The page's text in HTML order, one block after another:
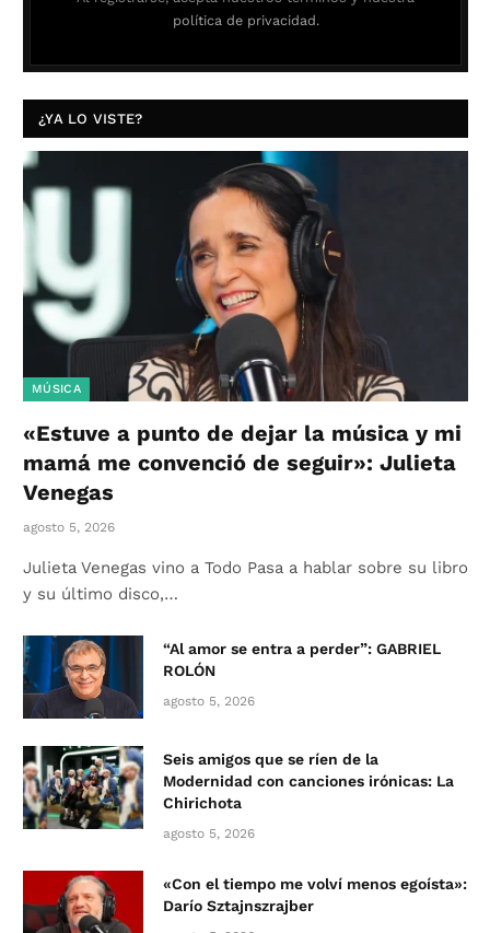
política de privacidad.
¿YA LO VISTE?
MÚSICA
«Estuve a punto de dejar la música y mi
mamá me convenció de seguir»: Julieta
Venegas
agosto 5, 2026
Julieta Venegas vino a Todo Pasa a hablar sobre su libro
y su último disco,…
“Al amor se entra a perder”: GABRIEL
ROLÓN
agosto 5, 2026
Seis amigos que se ríen de la
Modernidad con canciones irónicas: La
Chirichota
agosto 5, 2026
«Con el tiempo me volví menos egoísta»:
Darío Sztajnszrajber